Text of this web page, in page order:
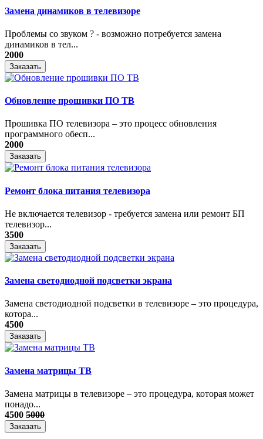
Замена динамиков в телевизоре
Проблемы со звуком ? - возможно потребуется замена
динамиков в тел...
2000
Заказать
Обновление прошивки ПО ТВ
Прошивка ПО телевизора – это процесс обновления
программного обесп...
2000
Заказать
Ремонт блока питания телевизора
Не включается телевизор - требуется замена или ремонт БП
телевизор...
3500
Заказать
Замена светодиодной подсветки экрана
Замена светодиодной подсветки в телевизоре – это процедура,
котора...
4500
Заказать
Замена матрицы ТВ
​Замена матрицы в телевизоре – это процедура, которая может
понадо...
4500 5000
Заказать